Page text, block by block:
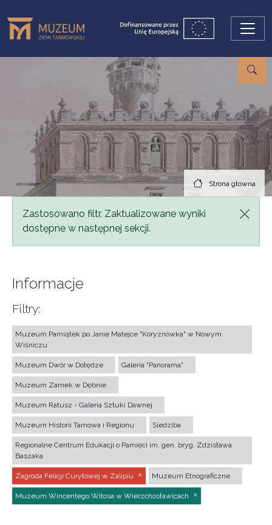
Strona główna
Komunikat
Zastosowano filtr. Zaktualizowane wyniki
dostępne w następnej sekcji.
Informacje
Filtry:
Muzeum Pamiątek po Janie Matejce "Koryznówka" w Nowym
Wiśniczu
Muzeum Dwór w Dołędze Galeria "Panorama"
Muzeum Zamek w Dębnie
Muzeum Ratusz - Galeria Sztuki Dawnej
Muzeum Historii Tarnowa i Regionu Siedziba
Regionalne Centrum Edukacji o Pamięci im. gen. bryg. Zdzisława
Baszaka
Zagroda Felicji Curyłowej w Zalipiu Muzeum Etnograficzne
Muzeum Wincentego Witosa w Wierzchosławicach